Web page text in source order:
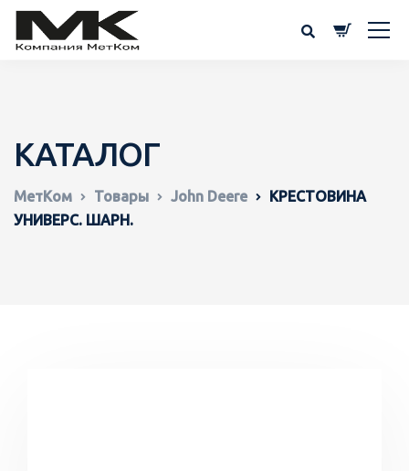
КАТАЛОГ
МетКом Товары John Deere
КРЕСТОВИНА
УНИВЕРС. ШАРН.